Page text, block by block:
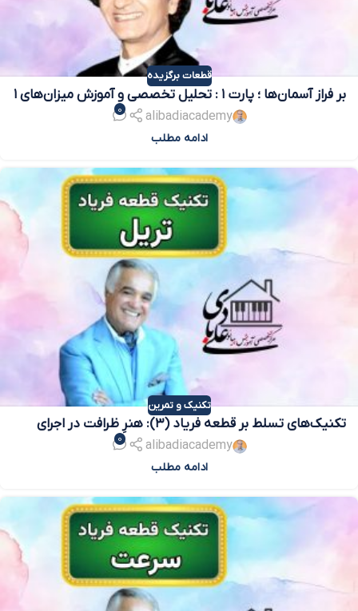
قطعات برگزیده
بر فراز آسمان‌ها ؛ پارت ۱ : تحلیل تخصصی و آموزش میزان‌های ۱
alibadiacademy
0
ادامه مطلب
تکنیک و تمرین
تکنیک‌های تسلط بر قطعه فریاد (۳): هنرِ ظرافت در اجرای
alibadiacademy
0
ادامه مطلب